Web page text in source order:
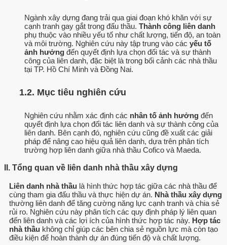
Ngành xây dựng đang trải qua giai đoạn khó khăn với sự
cạnh tranh gay gắt trong đấu thầu. Thành công liên danh
phụ thuộc vào nhiều yếu tố như chất lượng, tiến độ, an toàn
và môi trường. Nghiên cứu này tập trung vào các yếu tố
ảnh hưởng đến quyết định lựa chọn đối tác và sự thành
công của liên danh, đặc biệt là trong bối cảnh các nhà thầu
tại TP. Hồ Chí Minh và Đồng Nai.
1.2. Mục tiêu nghiên cứu
Nghiên cứu nhằm xác định các nhân tố ảnh hưởng đến
quyết định lựa chọn đối tác liên danh và sự thành công của
liên danh. Bên cạnh đó, nghiên cứu cũng đề xuất các giải
pháp để nâng cao hiệu quả liên danh, dựa trên phân tích
trường hợp liên danh giữa nhà thầu Cofico và Maeda.
II. Tổng quan về liên danh nhà thầu xây dựng
Liên danh nhà thầu là hình thức hợp tác giữa các nhà thầu để
cùng tham gia đấu thầu và thực hiện dự án. Nhà thầu xây dựng
thường liên danh để tăng cường năng lực cạnh tranh và chia sẻ
rủi ro. Nghiên cứu này phân tích các quy định pháp lý liên quan
đến liên danh và các lợi ích của hình thức hợp tác này. Hợp tác
nhà thầu không chỉ giúp các bên chia sẻ nguồn lực mà còn tạo
điều kiện để hoàn thành dự án đúng tiến độ và chất lượng.